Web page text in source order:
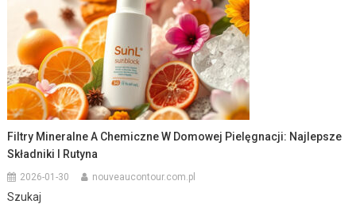
Filtry Mineralne A Chemiczne W Domowej Pielęgnacji: Najlepsze
Składniki I Rutyna
2026-01-30 nouveaucontour.com.pl
Szukaj